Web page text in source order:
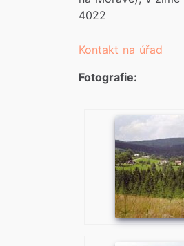
4022
Kontakt na úřad
Fotografie: